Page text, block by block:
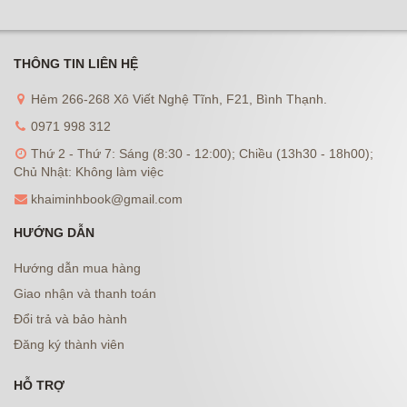
THÔNG TIN LIÊN HỆ
Hẻm 266-268 Xô Viết Nghệ Tĩnh, F21, Bình Thạnh.
0971 998 312
Thứ 2 - Thứ 7: Sáng (8:30 - 12:00); Chiều (13h30 - 18h00);
Chủ Nhật: Không làm việc
khaiminhbook@gmail.com
HƯỚNG DẪN
Hướng dẫn mua hàng
Giao nhận và thanh toán
Đổi trả và bảo hành
Đăng ký thành viên
HỖ TRỢ